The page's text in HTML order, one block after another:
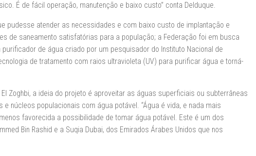
É de fácil operação, manutenção e baixo custo” conta Delduque.
pudesse atender as necessidades e com baixo custo de implantação e
de saneamento satisfatórias para a população; a Federação foi em busca
de água criado por um pesquisador do Instituto Nacional de
de tratamento com raios ultravioleta (UV) para purificar água e torná-
Zoghbi, a ideia do projeto é aproveitar as águas superficiais ou subterrâneas
núcleos populacionais com água potável. “Água é vida, e nada mais
favorecida a possibilidade de tomar água potável. Este é um dos
Bin Rashid e a Suqia Dubai, dos Emirados Árabes Unidos que nos